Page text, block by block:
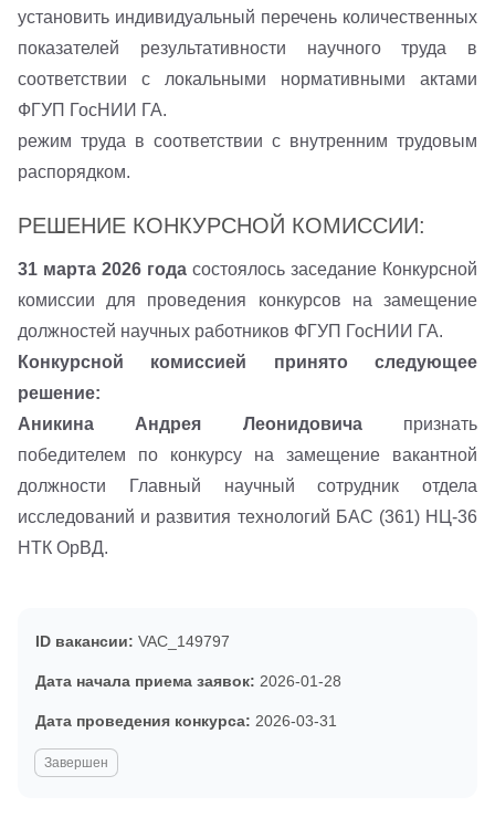
установить индивидуальный перечень количественных
показателей результативности научного труда в
соответствии с локальными нормативными актами
ФГУП ГосНИИ ГА.
режим труда в соответствии с внутренним трудовым
распорядком.
РЕШЕНИЕ КОНКУРСНОЙ КОМИССИИ:
31 марта 2026 года состоялось заседание Конкурсной
комиссии для проведения конкурсов на замещение
должностей научных работников ФГУП ГосНИИ ГА.
Конкурсной комиссией принято следующее
решение:
Аникина Андрея Леонидовичапризнать
победителем по конкурсу на замещение вакантной
должности Главный научный сотрудник отдела
исследований и развития технологий БАС (361) НЦ-36
НТК ОрВД.
ID вакансии: VAC_149797
Дата начала приема заявок: 2026-01-28
Дата проведения конкурса: 2026-03-31
Завершен